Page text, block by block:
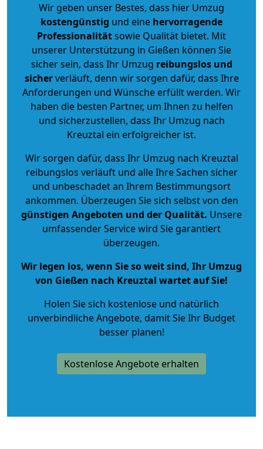
Wir geben unser Bestes, dass hier Umzug
kostengünstig und eine hervorragende
Professionalitätsowie Qualität bietet. Mit
unserer Unterstützung in Gießen können Sie
sicher sein, dass Ihr Umzug reibungslos und
sicherverläuft, denn wir sorgen dafür, dass Ihre
Anforderungen und Wünsche erfüllt werden. Wir
haben die besten Partner, um Ihnen zu helfen
und sicherzustellen, dass Ihr Umzug nach
Kreuztal ein erfolgreicher ist.
Wir sorgen dafür, dass Ihr Umzug nach Kreuztal
reibungslos verläuft und alle Ihre Sachen sicher
und unbeschadet an Ihrem Bestimmungsort
ankommen. Überzeugen Sie sich selbst von den
günstigen Angeboten und der Qualität. Unsere
umfassender Service wird Sie garantiert
überzeugen.
Wir legen los, wenn Sie so weit sind, Ihr Umzug
von Gießen nach Kreuztal wartet auf Sie!
Holen Sie sich kostenlose und natürlich
unverbindliche Angebote, damit Sie Ihr Budget
besser planen!
Kostenlose Angebote erhalten